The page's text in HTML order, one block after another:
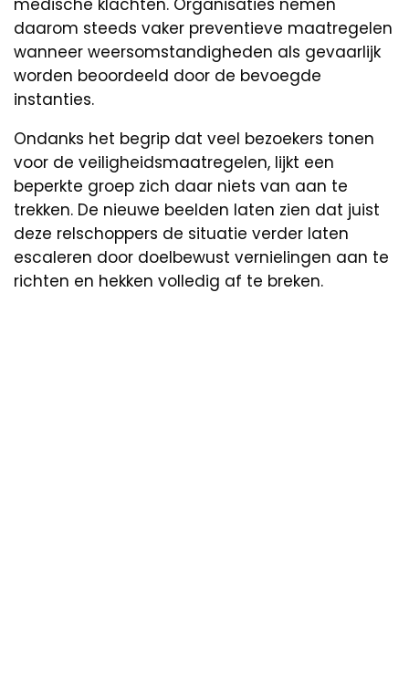
daarom steeds vaker preventieve maatregelen
wanneer weersomstandigheden als gevaarlijk
worden beoordeeld door de bevoegde
instanties.
Ondanks het begrip dat veel bezoekers tonen
voor de veiligheidsmaatregelen, lijkt een
beperkte groep zich daar niets van aan te
trekken. De nieuwe beelden laten zien dat juist
deze relschoppers de situatie verder laten
escaleren door doelbewust vernielingen aan te
richten en hekken volledig af te breken.